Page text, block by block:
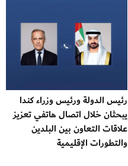
رئيس الدولة ورئيس وزراء كندا
يبحثان خلال اتصال هاتفي تعزيز
علاقات التعاون بين البلدين
والتطورات الإقليمية